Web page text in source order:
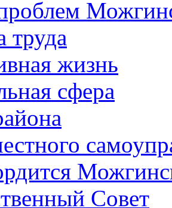
труда
жизнь
сфера
Совет